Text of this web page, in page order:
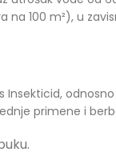
na 100 m²), u
Insekticid,
primene i